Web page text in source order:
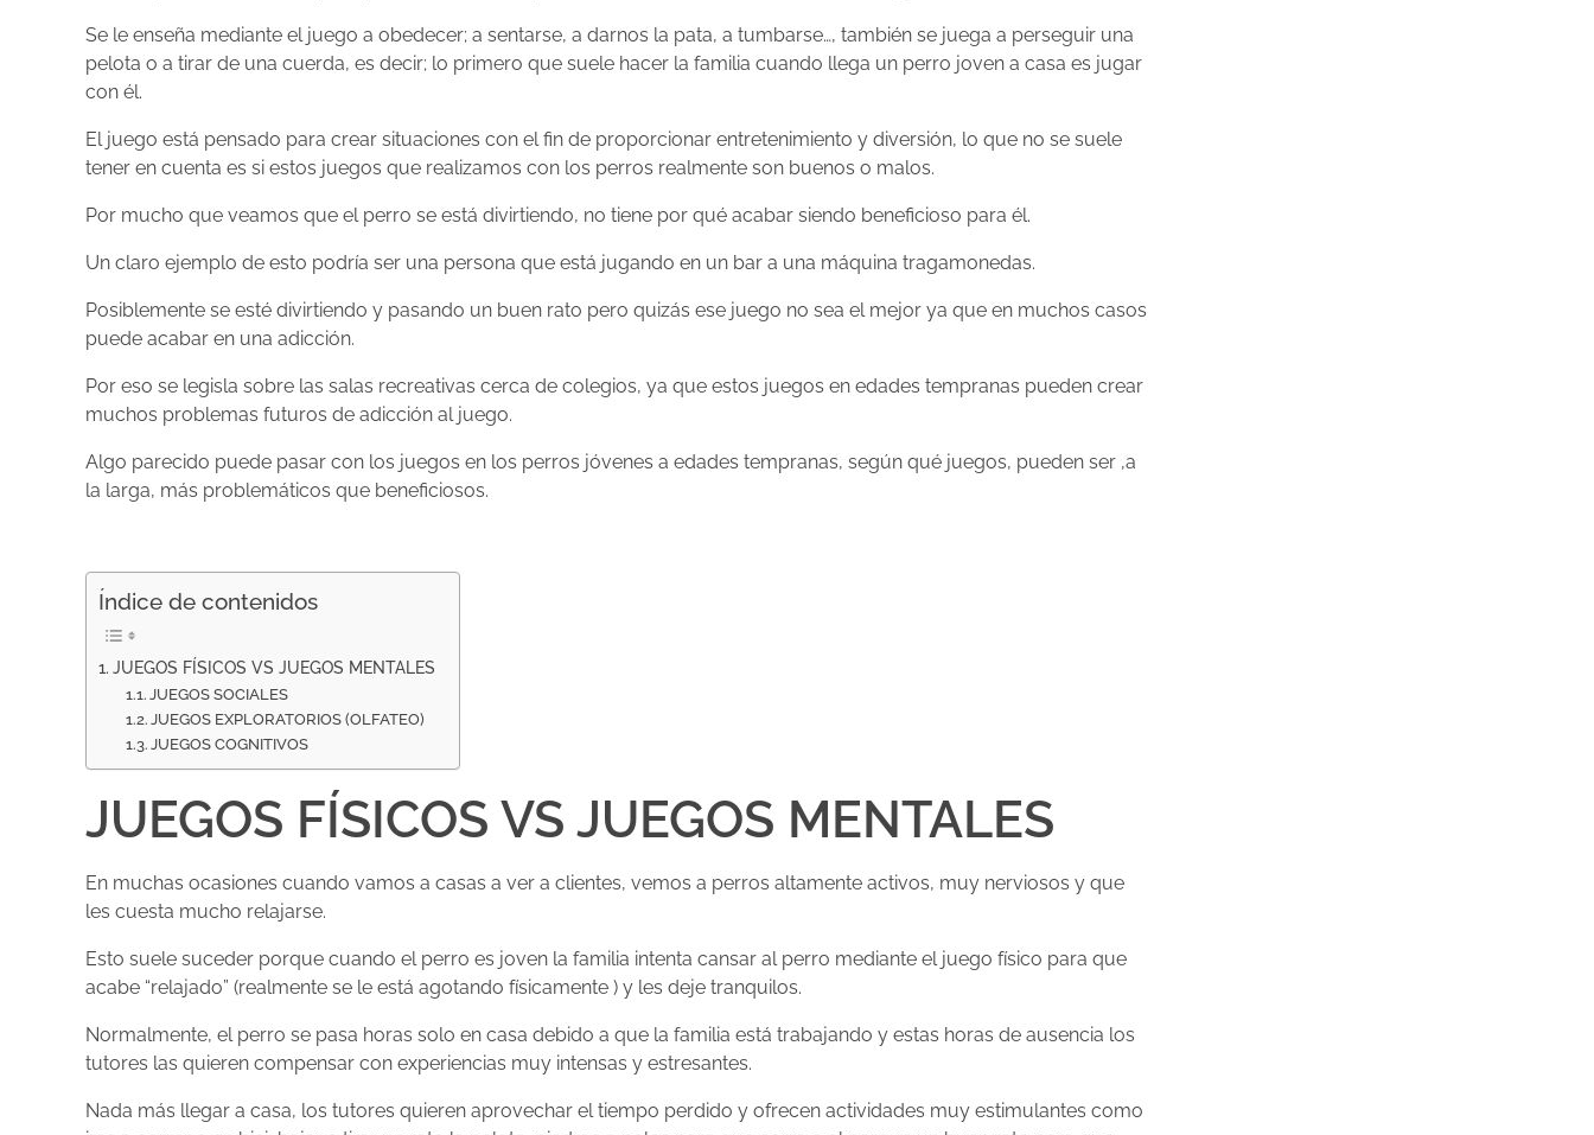
Se le enseña mediante el juego a obedecer; a sentarse, a darnos la pata, a tumbarse…, también se juega a perseguir una
pelota o a tirar de una cuerda, es decir; lo primero que suele hacer la familia cuando llega un perro joven a casa es jugar
con él.
El juego está pensado para crear situaciones con el fin de proporcionar entretenimiento y diversión, lo que no se suele
tener en cuenta es si estos juegos que realizamos con los perros realmente son buenos o malos.
Por mucho que veamos que el perro se está divirtiendo, no tiene por qué acabar siendo beneficioso para él.
Un claro ejemplo de esto podría ser una persona que está jugando en un bar a una máquina tragamonedas.
Posiblemente se esté divirtiendo y pasando un buen rato pero quizás ese juego no sea el mejor ya que en muchos casos
puede acabar en una adicción.
Por eso se legisla sobre las salas recreativas cerca de colegios, ya que estos juegos en edades tempranas pueden crear
muchos problemas futuros de adicción al juego.
Algo parecido puede pasar con los juegos en los perros jóvenes a edades tempranas, según qué juegos, pueden ser ,a
la larga, más problemáticos que beneficiosos.
Índice de contenidos
JUEGOS FÍSICOS VS JUEGOS MENTALES
JUEGOS SOCIALES
JUEGOS EXPLORATORIOS (OLFATEO)
JUEGOS COGNITIVOS
JUEGOS FÍSICOS VS JUEGOS MENTALES
En muchas ocasiones cuando vamos a casas a ver a clientes, vemos a perros altamente activos, muy nerviosos y que
les cuesta mucho relajarse.
Esto suele suceder porque cuando el perro es joven la familia intenta cansar al perro mediante el juego físico para que
acabe “relajado” (realmente se le está agotando físicamente ) y les deje tranquilos.
Normalmente, el perro se pasa horas solo en casa debido a que la familia está trabajando y estas horas de ausencia los
tutores las quieren compensar con experiencias muy intensas y estresantes.
Nada más llegar a casa, los tutores quieren aprovechar el tiempo perdido y ofrecen actividades muy estimulantes como